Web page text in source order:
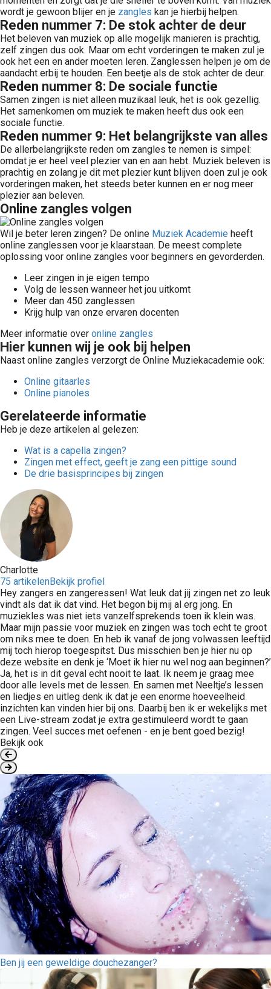
wordt je gewoon blijer en je zangles kan je hierbij helpen.
Reden nummer 7: De stok achter de deur
Het beleven van muziek op alle mogelijk manieren is prachtig,
zelf zingen dus ook. Maar om echt vorderingen te maken zul je
ook het een en ander moeten leren. Zanglessen helpen je om de
aandacht erbij te houden. Een beetje als de stok achter de deur.
Reden nummer 8: De sociale functie
Samen zingen is niet alleen muzikaal leuk, het is ook gezellig.
Het samenkomen om muziek te maken heeft dus ook een
sociale functie.
Reden nummer 9: Het belangrijkste van alles
De allerbelangrijkste reden om zangles te nemen is simpel:
omdat je er heel veel plezier van en aan hebt. Muziek beleven is
prachtig en zolang je dit met plezier kunt blijven doen zul je ook
vorderingen maken, het steeds beter kunnen en er nog meer
plezier aan beleven.
Online zangles volgen
Wil je beter leren zingen? De online Muziek Academie heeft
online zanglessen voor je klaarstaan. De meest complete
oplossing voor online zangles voor beginners en gevorderden.
Leer zingen in je eigen tempo
Volg de lessen wanneer het jou uitkomt
Meer dan 450 zanglessen
Krijg hulp van onze ervaren docenten
Meer informatie over online zangles
Hier kunnen wij je ook bij helpen
Naast online zangles verzorgt de Online Muziekacademie ook:
Online gitaarles
Online pianoles
Gerelateerde informatie
Heb je deze artikelen al gelezen:
Wat is a capella zingen?
Zingen met effect, geeft je zang een pittige sound
De drie basisprincipes bij zingen
Charlotte
75 artikelenBekijk profiel
Hey zangers en zangeressen! Wat leuk dat jij zingen net zo leuk
vindt als dat ik dat vind. Het begon bij mij al erg jong. En
muziekles was niet iets vanzelfsprekends toen ik klein was.
Maar mijn passie voor muziek en zingen was toch echt te groot
om niks mee te doen. En heb ik vanaf de jong volwassen leeftijd
mij toch hierop toegespitst. Dus misschien ben je hier nu op
deze website en denk je ‘Moet ik hier nu wel nog aan beginnen?’
Ja, het is in dit geval echt nooit te laat. Ik neem je graag mee
door alle levels met de lessen. En samen met Neeltje’s lessen
en liedjes en uitleg denk ik dat je een enorme hoeveelheid
inzichten kan vinden hier bij ons. Daarbij ben ik er wekelijks met
een Live-stream zodat je extra gestimuleerd wordt te gaan
zingen. Veel succes met oefenen - en je bent goed bezig!
Bekijk ook
Ben jij een geweldige douchezanger?